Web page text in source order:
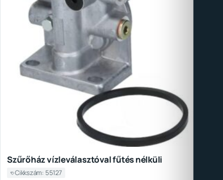
Szűrőház vízleválasztóval fűtés nélküli
Cikkszám: 55127